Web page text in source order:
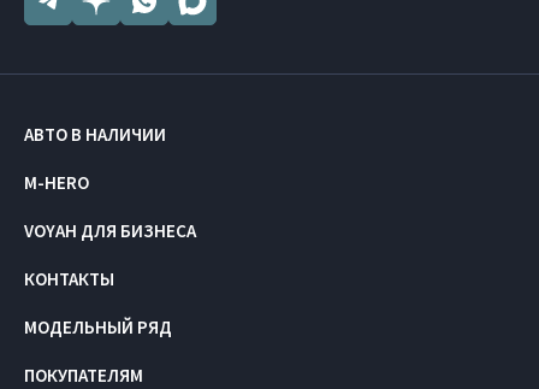
АВТО В НАЛИЧИИ
M-HERO
VOYAH ДЛЯ БИЗНЕСА
КОНТАКТЫ
МОДЕЛЬНЫЙ РЯД
ПОКУПАТЕЛЯМ